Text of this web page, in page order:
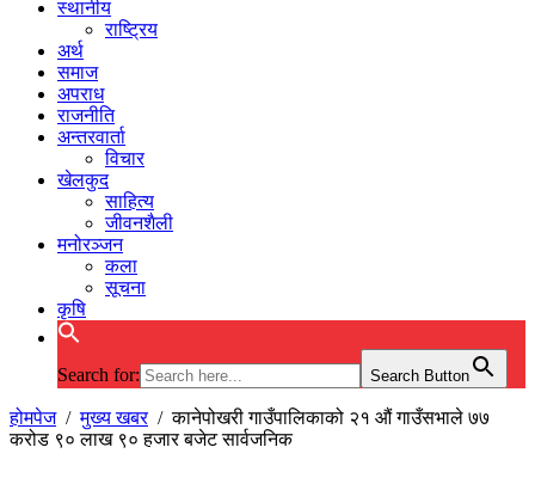
स्थानीय
राष्ट्रिय
अर्थ
समाज
अपराध
राजनीति
अन्तरवार्ता
विचार
खेलकुद
साहित्य
जीवनशैली
मनोरञ्जन
कला
सूचना
कृषि
Search for: Search Button
होमपेज/मुख्य खबर/कानेपोखरी गाउँपालिकाको २१ औं गाउँसभाले ७७
करोड ९० लाख ९० हजार बजेट सार्वजनिक